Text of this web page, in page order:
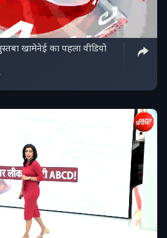
खामेनेई का पहला वीडियो